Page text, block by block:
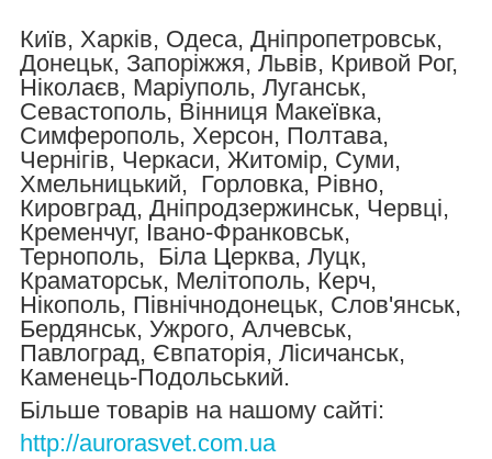
Київ, Харків, Одеса, Дніпропетровськ,
Донецьк, Запоріжжя, Львів, Кривой Рог,
Ніколаєв, Маріуполь, Луганськ,
Севастополь, Вінниця Макеївка,
Симферополь, Херсон, Полтава,
Чернігів, Черкаси, Житомір, Суми,
Хмельницький, Горловка, Рівно,
Кировград, Дніпродзержинськ, Червці,
Кременчуг, Івано-Франковськ,
Тернополь, Біла Церква, Луцк,
Краматорськ, Мелітополь, Керч,
Нікополь, Північнодонецьк, Слов'янськ,
Бердянськ, Ужрого, Алчевськ,
Павлоград, Євпаторія, Лісичанськ,
Каменець-Подольський.
Більше товарів на нашому сайті:
http://aurorasvet.com.ua